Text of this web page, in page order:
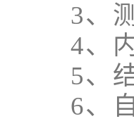
3、测
4、内
5、结
6、自